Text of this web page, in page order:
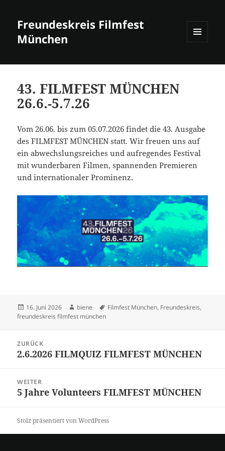
Freundeskreis Filmfest
München
WIDGETS
43. FILMFEST MÜNCHEN
26.6.-5.7.26
Vom 26.06. bis zum 05.07.2026 findet die 43. Ausgabe
des FILMFEST MÜNCHEN statt. Wir freuen uns auf
ein abwechslungsreiches und aufregendes Festival
mit wunderbaren Filmen, spannenden Premieren
und internationaler Prominenz.
Veröffentlicht
am
16. Juni 2026 Autor
biene Schlagwörter
Filmfest München, Freundeskreis,
freundeskreis filmfest münchen
Navigation
ZURÜCK
Vorheriger
2.6.2026 FILMQUIZ FILMFEST MÜNCHEN
WEITER
Nächster
5 Jahre Volunteers FILMFEST MÜNCHEN
Stolz präsentiert von WordPress